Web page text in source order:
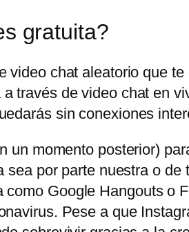
gratuita?
video chat aleatorio que
través de video chat en
sin conexiones
un momento posterior)
por parte nuestra o
Google Hangouts o
Pese a que